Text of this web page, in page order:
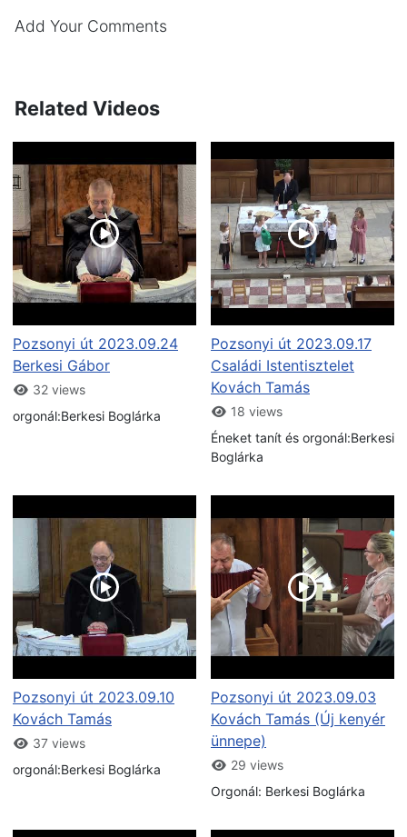
Add Your Comments
Related Videos
Pozsonyi út 2023.09.24
Berkesi Gábor
32 views
orgonál:Berkesi Boglárka
Pozsonyi út 2023.09.17
Családi Istentisztelet
Kovách Tamás
18 views
Éneket tanít és orgonál:Berkesi
Boglárka
Pozsonyi út 2023.09.10
Kovách Tamás
37 views
orgonál:Berkesi Boglárka
Pozsonyi út 2023.09.03
Kovách Tamás (Új kenyér
ünnepe)
29 views
Orgonál: Berkesi Boglárka